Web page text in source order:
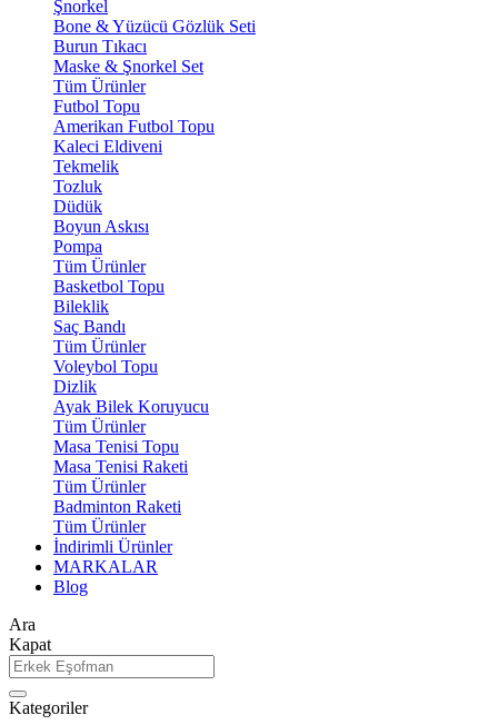
Şnorkel
Bone & Yüzücü Gözlük Seti
Burun Tıkacı
Maske & Şnorkel Set
Tüm Ürünler
Futbol Topu
Amerikan Futbol Topu
Kaleci Eldiveni
Tekmelik
Tozluk
Düdük
Boyun Askısı
Pompa
Tüm Ürünler
Basketbol Topu
Bileklik
Saç Bandı
Tüm Ürünler
Voleybol Topu
Dizlik
Ayak Bilek Koruyucu
Tüm Ürünler
Masa Tenisi Topu
Masa Tenisi Raketi
Tüm Ürünler
Badminton Raketi
Tüm Ürünler
İndirimli Ürünler
MARKALAR
Blog
Ara
Kapat
Kategoriler